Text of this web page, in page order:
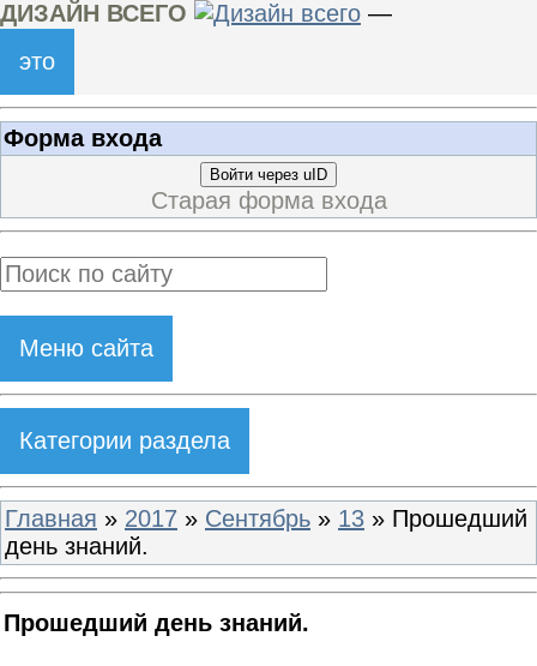
ДИЗАЙН ВСЕГО
—
это
Форма входа
Войти через uID
Старая форма входа
Меню сайта
Категории раздела
Главная » 2017 » Сентябрь » 13 » Прошедший
день знаний.
Прошедший день знаний.